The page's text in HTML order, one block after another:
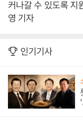
커나갈 수 있도록 지
영 기자
인기기사
'